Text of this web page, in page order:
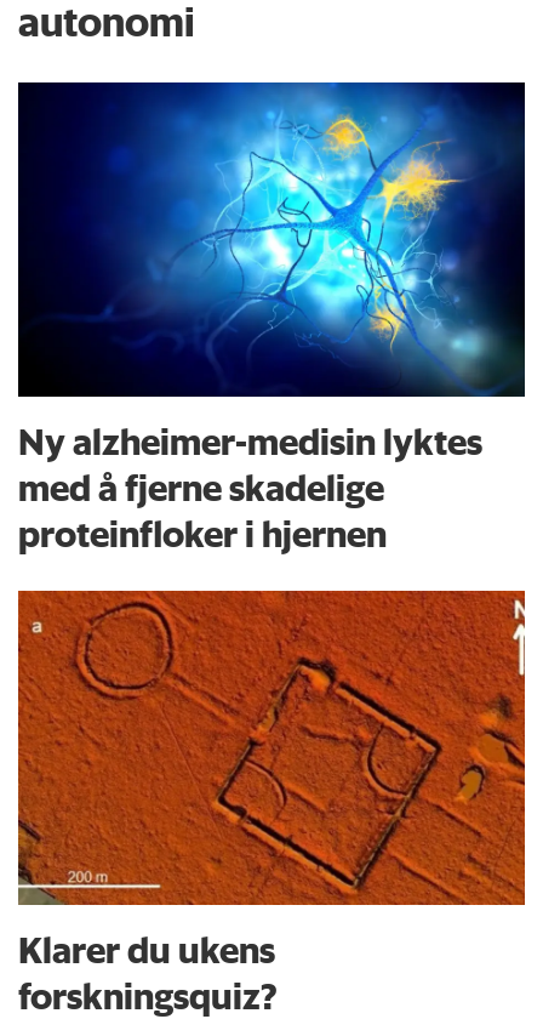
autonomi
Ny alzheimer-medisin lyktes
med å fjerne skadelige
proteinfloker i hjernen
Klarer du ukens
forskningsquiz?